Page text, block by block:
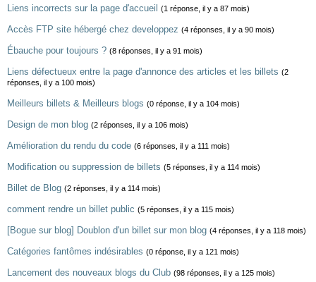
Liens incorrects sur la page d'accueil (1 réponse, il y a 87 mois)
Accès FTP site hébergé chez developpez (4 réponses, il y a 90 mois)
Ébauche pour toujours ? (8 réponses, il y a 91 mois)
Liens défectueux entre la page d'annonce des articles et les billets (2
réponses, il y a 100 mois)
Meilleurs billets & Meilleurs blogs (0 réponse, il y a 104 mois)
Design de mon blog (2 réponses, il y a 106 mois)
Amélioration du rendu du code (6 réponses, il y a 111 mois)
Modification ou suppression de billets (5 réponses, il y a 114 mois)
Billet de Blog (2 réponses, il y a 114 mois)
comment rendre un billet public (5 réponses, il y a 115 mois)
[Bogue sur blog] Doublon d'un billet sur mon blog (4 réponses, il y a 118 mois)
Catégories fantômes indésirables (0 réponse, il y a 121 mois)
Lancement des nouveaux blogs du Club (98 réponses, il y a 125 mois)